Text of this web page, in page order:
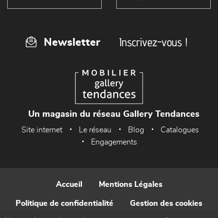
Newsletter Inscrivez-vous !
Un magasin du réseau Gallery Tendances
Site internet Le réseau Blog
Catalogues
Engagements
Accueil Mentions Légales
Politique de confidentialité Gestion des cookies